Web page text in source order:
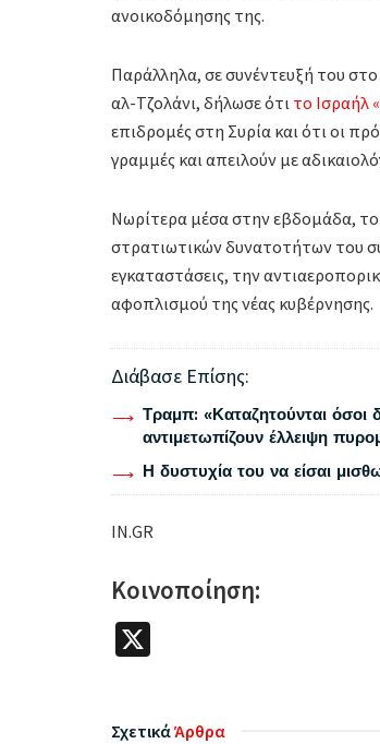
ανοικοδόμησης της.
Παράλληλα, σε συνέντευξή του
αλ-Τζολάνι, δήλωσε ότι το Ισραήλ
επιδρομές στη Συρία και ότι οι
γραμμές και απειλούν με
Νωρίτερα μέσα στην εβδομάδα, το
στρατιωτικών δυνατοτήτων του
εγκαταστάσεις, την
αφοπλισμού της νέας κυβέρνησης.
Διάβασε Επίσης:
Τραμπ: «Καταζητούνται όσοι
αντιμετωπίζουν έλλειψη
Η δυστυχία του να είσαι
IN.GR
Κοινοποίηση:
ΣχετικάΆρθρα